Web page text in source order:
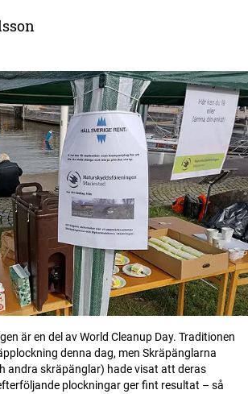
är en del av World Cleanup Day. Traditionen
denna dag, men Skräpänglarna
andra skräpänglar) hade visat att deras
plockningar ger fint resultat – så